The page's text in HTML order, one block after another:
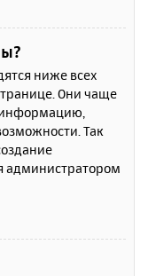
ниже всех
Они чаще
информацию,
Так
администратором